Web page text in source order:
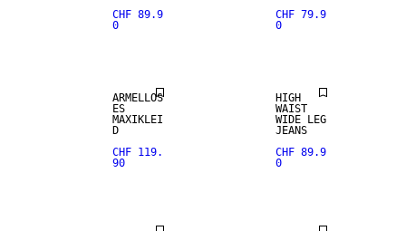
CHF 89.9
0
CHF 79.9
0
ÄRMELLOS
ES
MAXIKLEI
D
CHF 119.
90
HIGH
WAIST
WIDE LEG
JEANS
CHF 89.9
0